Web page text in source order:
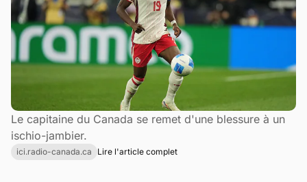
Le capitaine du Canada se remet d'une blessure à un
ischio-jambier.
ici.radio-canada.ca Lire l'article complet